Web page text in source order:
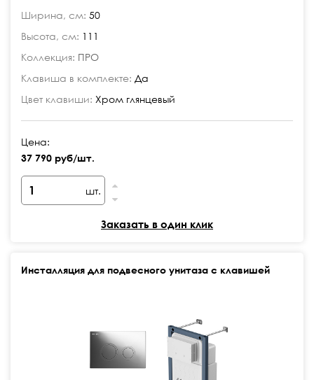
Ширина, см: 50
Высота, см: 111
Коллекция: ПРО
Клавиша в комплекте: Да
Цвет клавиши: Хром глянцевый
Цена:
37 790 руб/шт.
шт.
Заказать в один клик
Инсталляция для подвесного унитаза с клавишей